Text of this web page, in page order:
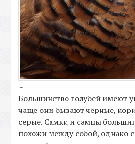
-
Большинство голубей имеют
чаще они бывают черные,
серые. Самки и самцы
похожи между собой, однако